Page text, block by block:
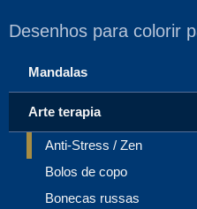
Desenhos para colorir
Mandalas
Arte terapia
Anti-Stress / Zen
Bolos de copo
Bonecas russas